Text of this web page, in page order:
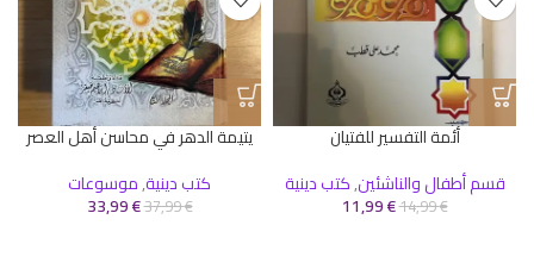
أئمة التفسير للفتيان
قسم أطفال والناشئين,كتب دينية
14,99€
11,99€
يتيمة الدهر في محاسن أهل العصر
كتب دينية,موسوعات
37,99€
33,99€